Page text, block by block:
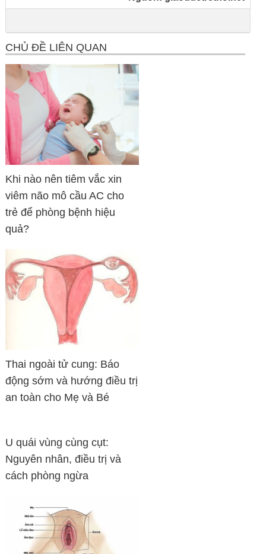
CHỦ ĐỀ LIÊN QUAN
Khi nào nên tiêm vắc xin
viêm não mô cầu AC cho
trẻ để phòng bệnh hiệu
quả?
Thai ngoài tử cung: Báo
động sớm và hướng điều trị
an toàn cho Mẹ và Bé
U quái vùng cùng cụt:
Nguyên nhân, điều trị và
cách phòng ngừa